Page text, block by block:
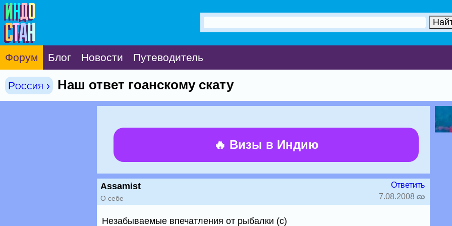
Форум Блог Новости Путеводитель
Россия › Наш ответ гоанскому скату
🔥 Визы в Индию
Assamist
О себе
Ответить
7.08.2008
Незабываемые впечатления от рыбалки (с)